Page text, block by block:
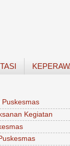
Puskesmas
Kegiatan